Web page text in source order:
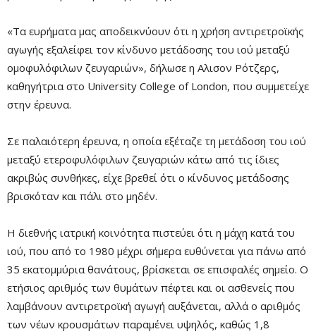
Remaining
Time
-0:00
«Τα ευρήματα μας αποδεικνύουν ότι η χρήση αντιρετροϊκής
αγωγής εξαλείφει τον κίνδυνο μετάδοσης του ιού μεταξύ
ομοφυλόφιλων ζευγαριών», δήλωσε η Αλισον Ρότζερς,
καθηγήτρια στο University College of London, που συμμετείχε
στην έρευνα.
Σε παλαιότερη έρευνα, η οποία εξέταζε τη μετάδοση του ιού
μεταξύ ετεροφυλόφιλων ζευγαριών κάτω από τις ίδιες
ακριβώς συνθήκες, είχε βρεθεί ότι ο κίνδυνος μετάδοσης
βρισκόταν και πάλι στο μηδέν.
Η διεθνής ιατρική κοινότητα πιστεύει ότι η μάχη κατά του
ιού, που από το 1980 μέχρι σήμερα ευθύνεται για πάνω από
35 εκατομμύρια θανάτους, βρίσκεται σε επισφαλές σημείο. Ο
ετήσιος αριθμός των θυμάτων πέφτει και οι ασθενείς που
λαμβάνουν αντιρετροϊκή αγωγή αυξάνεται, αλλά ο αριθμός
των νέων κρουσμάτων παραμένει υψηλός, καθώς 1,8